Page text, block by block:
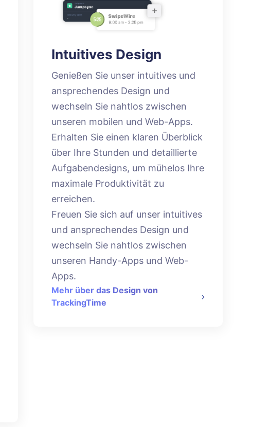
Intuitives Design
Genießen Sie unser intuitives und
ansprechendes Design und
wechseln Sie nahtlos zwischen
unseren mobilen und Web-Apps.
Erhalten Sie einen klaren Überblick
über Ihre Stunden und detaillierte
Aufgabendesigns, um mühelos Ihre
maximale Produktivität zu
erreichen.
Freuen Sie sich auf unser intuitives
und ansprechendes Design und
wechseln Sie nahtlos zwischen
unseren Handy-Apps und Web-
Apps.
Mehr über das Design von
TrackingTime